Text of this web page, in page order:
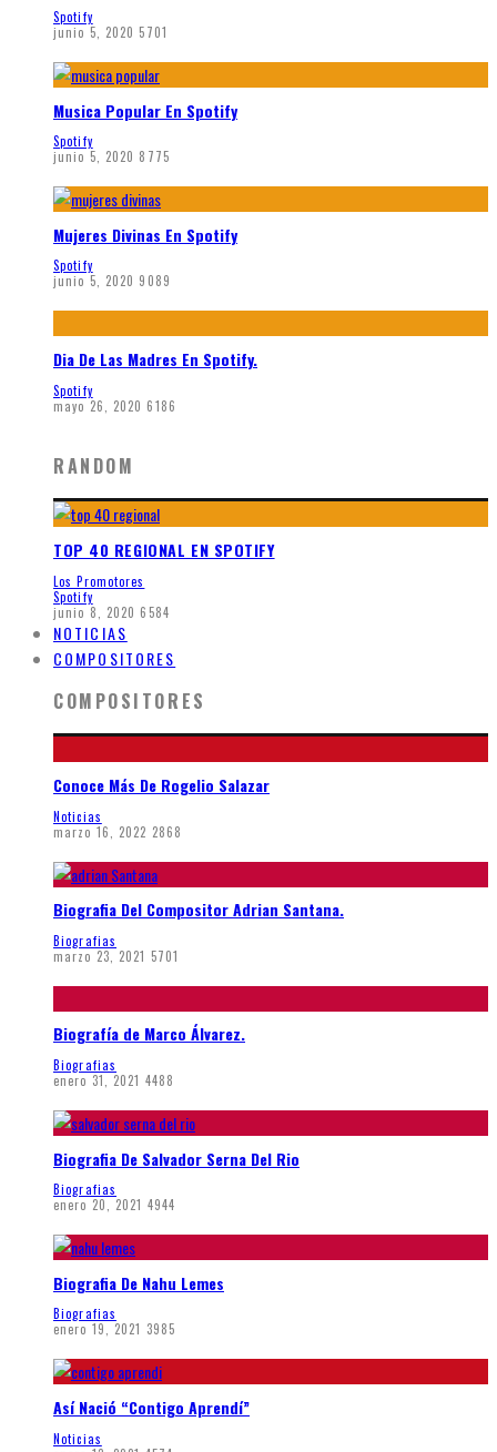
Spotify
junio 5, 2020 5701
Musica Popular En Spotify
Spotify
junio 5, 2020 8775
Mujeres Divinas En Spotify
Spotify
junio 5, 2020 9089
Dia De Las Madres En Spotify.
Spotify
mayo 26, 2020 6186
RANDOM
TOP 40 REGIONAL EN SPOTIFY
Los Promotores
Spotify
junio 8, 2020 6584
NOTICIAS
COMPOSITORES
COMPOSITORES
Conoce Más De Rogelio Salazar
Noticias
marzo 16, 2022 2868
Biografia Del Compositor Adrian Santana.
Biografias
marzo 23, 2021 5701
Biografía de Marco Álvarez.
Biografias
enero 31, 2021 4488
Biografia De Salvador Serna Del Rio
Biografias
enero 20, 2021 4944
Biografia De Nahu Lemes
Biografias
enero 19, 2021 3985
Así Nació “Contigo Aprendí”
Noticias